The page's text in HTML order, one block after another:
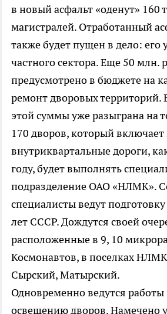
в новый асфальт «оденут» 160
магистралей. Отработанный
также будет пущен в дело: его
частного сектора. Еще 50 млн.
предусмотрено в бюджете на
ремонт дворовых территорий.
этой суммы уже разыграна на
170 дворов, который включает
внутриквартальные дороги,
году, будет выполнять
подразделение ОАО «НЛМК».
специалисты ведут
лет СССР. Дождутся своей
расположенные в 9, 10
Космонавтов, в поселках
Сырский, Матырский.
Одновременно ведутся
освещению дворов. Намечено